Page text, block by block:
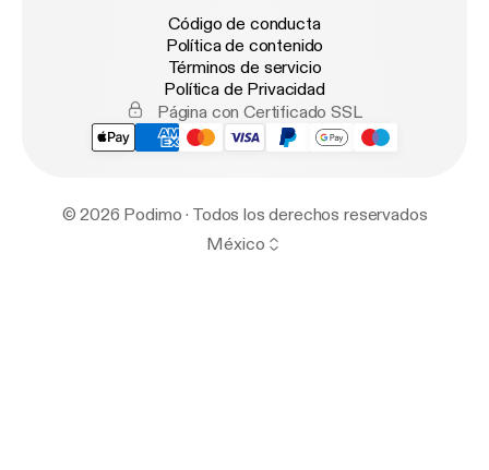
Código de conducta
Política de contenido
Términos de servicio
Política de Privacidad
Página con Certificado SSL
© 2026 Podimo · Todos los derechos reservados
México